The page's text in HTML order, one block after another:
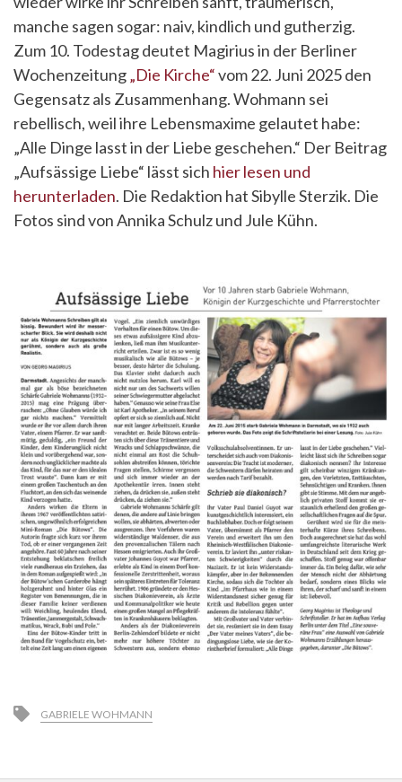
manche sagen sogar: naiv, kindlich und gutherzig.
Zum 10. Todestag deutet Magirius in der Berliner
Wochenzeitung„Die Kirche“vom 22. Juni 2025 den
Gegensatz als Zusammenhang. Wohmann sei
rebellisch, weil ihre Lebensmaxime gelautet habe:
„Alle Dinge lasst in der Liebe geschehen.“ Der Beitrag
„Aufsässige Liebe“ lässt sich hier lesen und
herunterladen. Die Redaktion hat Sibylle Sterzik. Die
Fotos sind von Annika Schulz und Jule Kühn.
GABRIELE WOHMANN